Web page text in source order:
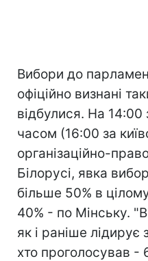
Вибори до
офіційно визнані
відбулися. На 14:00
часом (16:00 за
організаційно-
Білорусі, явка
більше 50% в
40% - по Мінську.
як і раніше лідирує
хто проголосував -